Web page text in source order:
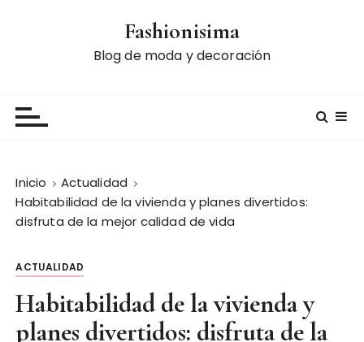
Fashionisima
Blog de moda y decoración
Inicio
Actualidad
Habitabilidad de la vivienda y planes divertidos:
disfruta de la mejor calidad de vida
ACTUALIDAD
Habitabilidad de la vivienda y
planes divertidos: disfruta de la